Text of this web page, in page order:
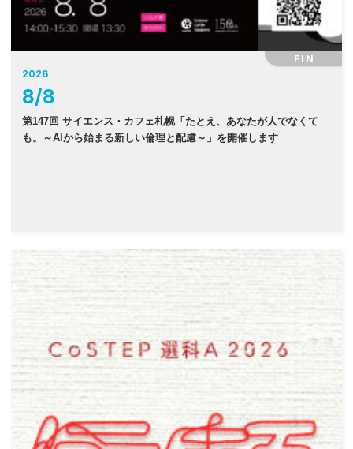
FIN
2026
8/8
第147回 サイエンス・カフェ札幌「たとえ、あなたが人でなくて
も。～AIから始まる新しい倫理と配慮～」を開催します